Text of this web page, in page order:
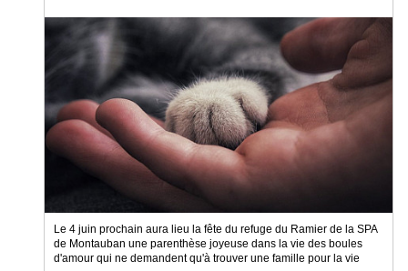
Le 4 juin prochain aura lieu la fête du refuge du Ramier de la SPA
de Montauban une parenthèse joyeuse dans la vie des boules
d'amour qui ne demandent qu'à trouver une famille pour la vie